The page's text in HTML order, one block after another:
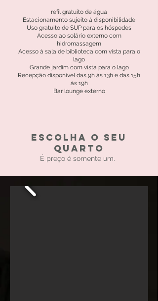
refil gratuito de água
Estacionamento sujeito à disponibilidade
Uso gratuito de SUP para os hóspedes
Acesso ao solário externo com
hidromassagem
Acesso à sala de biblioteca com vista para o
lago
Grande jardim com vista para o lago
Recepção disponível das 9h às 13h e das 15h
às 19h
Bar lounge externo
escolha o seu
quarto
É preço é somente um.